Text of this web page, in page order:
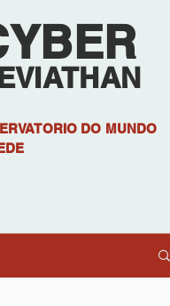
DO MUNDO